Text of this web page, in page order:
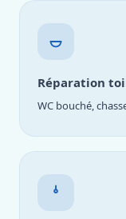
Réparation
WC bouché,